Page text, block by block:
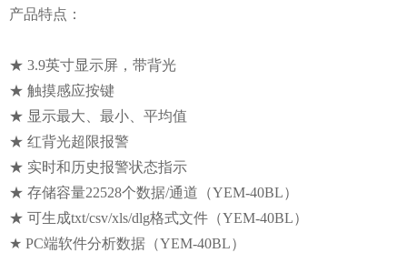
产品特点：
★ 3.9英寸显示屏，带背光
★ 触摸感应按键
★ 显示最大、最小、平均值
★ 红背光超限报警
★ 实时和历史报警状态指示
★ 存储容量22528个数据/通道（YEM-40BL）
★ 可生成txt/csv/xls/dlg格式文件（YEM-40BL）
★ PC端软件分析数据（YEM-40BL）